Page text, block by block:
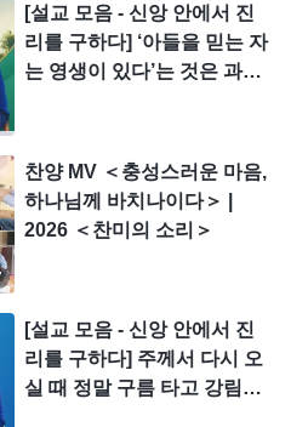
[설교 모음 - 신앙 안에서 진
리를 구하다] ‘아들을 믿는 자
는 영생이 있다’는 것은 과연
찬양 MV ＜충성스러운 마음,
하나님께 바치나이다＞ |
2026 ＜찬미의 소리＞
[설교 모음 - 신앙 안에서 진
리를 구하다] 주께서 다시 오
실 때 정말 구름 타고 강림하